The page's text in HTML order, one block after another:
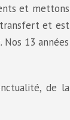
et mettons
transfert et est
13 années
de la